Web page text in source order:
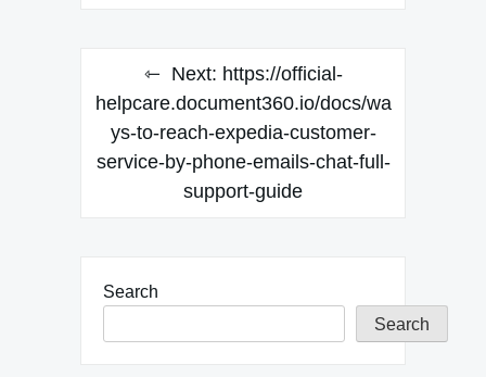
Next: https://official-
helpcare.document360.io/docs/wa
ys-to-reach-expedia-customer-
service-by-phone-emails-chat-full-
support-guide
Search
Search